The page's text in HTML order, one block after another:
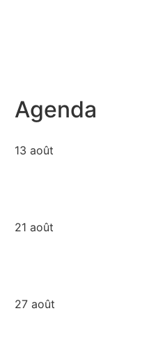
Agenda
13 août
21 août
27 août